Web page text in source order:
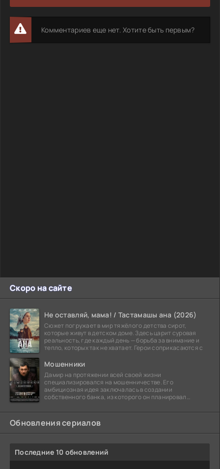
Скоро на сайте
Не оставляй, мама! / Тастамашы ана (2026)
Сюжет погружает в мир тяжёлого детства сирот,
которые живут в детском доме. Здесь царит суровая
реальность, где каждый день — борьба за внимание и
тепло, которых так не хватает. Герои соприкасаются с
Мошенники
Дамир на протяжении всей своей жизни
специализировался на мошенничестве. Его
амбициозная идея заключалась в создании
собственного банка, из которого он планировал
Обновления сериалов
Последние 10 обновлений
Комментариев еще нет. Хотите быть первым?